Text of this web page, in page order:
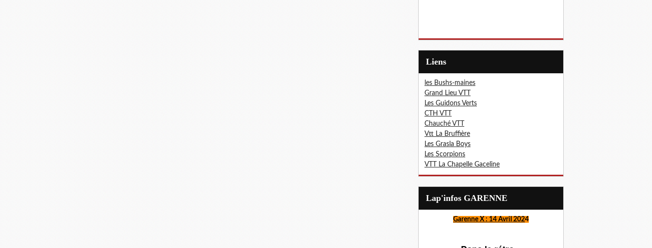
Liens
les Bushs-maines
Grand Lieu VTT
Les Guidons Verts
CTH VTT
Chauché VTT
Vtt La Bruffière
Les Grasla Boys
Les Scorpions
VTT La Chapelle Gaceline
Lap'infos GARENNE
Garenne X : 14 Avril 2024